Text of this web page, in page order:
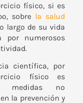
físico, si es
sobre la salud
largo de su vida
por numerosos
científica, por
físico es
medidas no
la prevención y